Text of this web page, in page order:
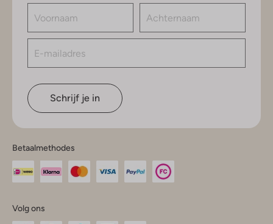
Schrijf je in
Betaalmethodes
Volg ons